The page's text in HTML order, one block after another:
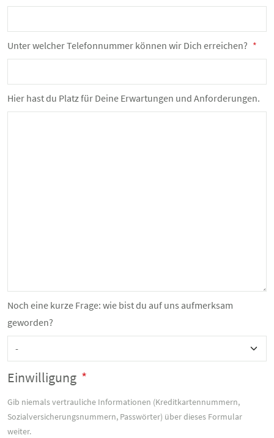
Unter welcher Telefonnummer können wir Dich erreichen? *
Hier hast du Platz für Deine Erwartungen und Anforderungen.
Noch eine kurze Frage: wie bist du auf uns aufmerksam
geworden?
Einwilligung *
Gib niemals vertrauliche Informationen (Kreditkartennummern,
Sozialversicherungsnummern, Passwörter) über dieses Formular
weiter.